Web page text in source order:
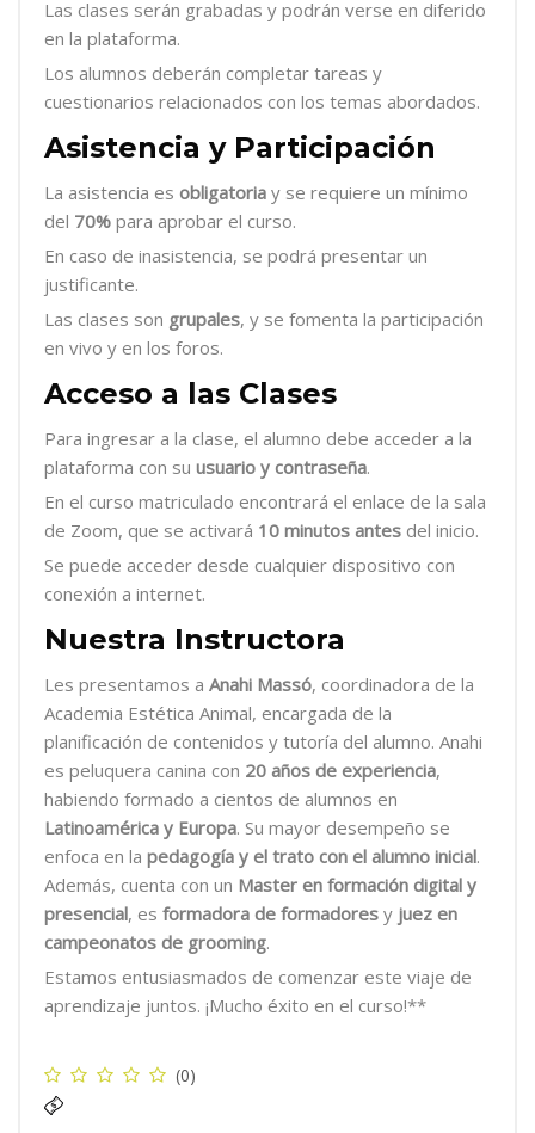
Las clases serán grabadas y podrán verse en diferido
en la plataforma.
Los alumnos deberán completar tareas y
cuestionarios relacionados con los temas abordados.
Asistencia y Participación
La asistencia es obligatoria y se requiere un mínimo
del 70% para aprobar el curso.
En caso de inasistencia, se podrá presentar un
justificante.
Las clases son grupales, y se fomenta la participación
en vivo y en los foros.
Acceso a las Clases
Para ingresar a la clase, el alumno debe acceder a la
plataforma con su usuario y contraseña.
En el curso matriculado encontrará el enlace de la sala
de Zoom, que se activará 10 minutos antes del inicio.
Se puede acceder desde cualquier dispositivo con
conexión a internet.
Nuestra Instructora
Les presentamos a Anahi Massó, coordinadora de la
Academia Estética Animal, encargada de la
planificación de contenidos y tutoría del alumno. Anahi
es peluquera canina con 20 años de experiencia,
habiendo formado a cientos de alumnos en
Latinoamérica y Europa. Su mayor desempeño se
enfoca en la pedagogía y el trato con el alumno inicial.
Además, cuenta con un Master en formación digital y
presencial, es formadora de formadores y juez en
campeonatos de grooming.
Estamos entusiasmados de comenzar este viaje de
aprendizaje juntos. ¡Mucho éxito en el curso!**
(0)